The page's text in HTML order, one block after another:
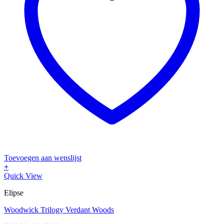
Toevoegen aan wenslijst
+
Dit
heeft
variaties.
Quick View
Elipse
Woodwick Trilogy Verdant Woods